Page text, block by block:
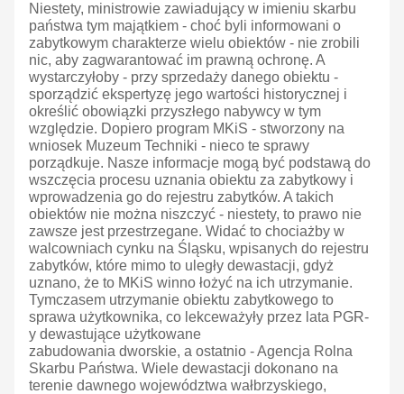
Niestety, ministrowie zawiadujący w imieniu skarbu
państwa tym majątkiem - choć byli informowani o
zabytkowym charakterze wielu obiektów - nie zrobili
nic, aby zagwarantować im prawną ochronę. A
wystarczyłoby - przy sprzedaży danego obiektu -
sporządzić ekspertyzę jego wartości historycznej i
określić obowiązki przyszłego nabywcy w tym
względzie. Dopiero program MKiS - stworzony na
wniosek Muzeum Techniki - nieco te sprawy
porządkuje. Nasze informacje mogą być podstawą do
wszczęcia procesu uznania obiektu za zabytkowy i
wprowadzenia go do rejestru zabytków. A takich
obiektów nie można niszczyć - niestety, to prawo nie
zawsze jest przestrzegane. Widać to chociażby w
walcowniach cynku na Śląsku, wpisanych do rejestru
zabytków, które mimo to uległy dewastacji, gdyż
uznano, że to MKiS winno łożyć na ich utrzymanie.
Tymczasem utrzymanie obiektu zabytkowego to
sprawa użytkownika, co lekceważyły przez lata PGR-
y dewastujące użytkowane
zabudowania dworskie, a ostatnio - Agencja Rolna
Skarbu Państwa. Wiele dewastacji dokonano na
terenie dawnego województwa wałbrzyskiego,